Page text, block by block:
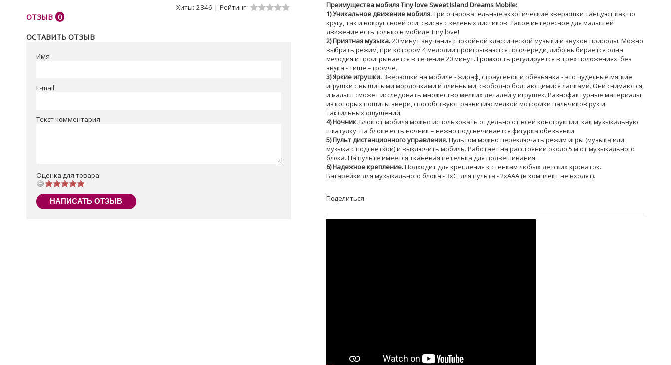
Хиты: 2346 | Рейтинг:
ОТЗЫВ 0
ОСТАВИТЬ ОТЗЫВ
Имя
E-mail
Текст комментария
Оценка для товара
НАПИСАТЬ ОТЗЫВ
Преимущества мобиля Tiny love Sweet Island Dreams Mobile:
1) Уникальное движение мобиля.Три очаровательные экзотические зверюшки танцуют как по
кругу, так и вокруг своей оси, свисая с зеленых листиков. Такое интересное для малышей
движение есть только в мобиле Tiny love!
2) Приятная музыка.20 минут звучания спокойной классической музыки и звуков природы. Можно
выбрать режим, при котором 4 мелодии проигрываются по очереди, либо выбирается одна
мелодия и проигрывается в течение 20 минут. Громкость регулируется в трех положениях: без
звука - тише – громче.
3) Яркие игрушки.Зверюшки на мобиле - жираф, страусенок и обезьянка - это чудесные мягкие
игрушки с вышитыми мордочками и длинными, свободно болтающимися лапками. Они снимаются,
и малыш сможет исследовать множество мелких деталей у игрушек. Разнофактурные материалы,
из которых пошиты звери, способствуют развитию мелкой моторики пальчиков рук и
тактильных ощущений.
4) Ночник.Блок от мобиля можно использовать отдельно от всей конструкции, как музыкальную
шкатулку. На блоке есть ночник – нежно подсвечивается фигурка обезьянки.
5) Пульт дистанционного управления.Пультом можно переключать режим игры (музыка или
музыка с подсветкой) и выключить мобиль. Работает на расстоянии около 5 м от музыкального
блока. На пульте имеется тканевая петелька для подвешивания.
6) Надежное крепление.Подходит для крепления к стенкам любых детских кроваток.
Батарейки для музыкального блока - 3хС, для пульта - 2хААА (в комплект не входят).
Поделиться